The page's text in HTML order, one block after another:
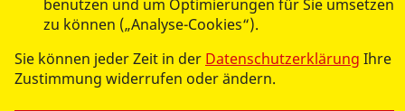
und Patienten. Andere Anbieter, darunter Mitglieder
der BAGF, setzen Fahrzeuge ein, die auch für Rollstuhl-
oder Liegendtransporte geeignet sind.
benutzen und um Optimierungen für Sie umsetzen
zu können („Analyse-Cookies“).
Sie können jeder Zeit in der Datenschutzerklärung Ihre
Zustimmung widerrufen oder ändern.